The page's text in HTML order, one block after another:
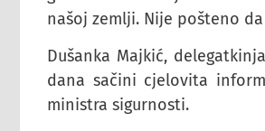
našoj zemlji. Nije pošteno
Dušanka Majkić,
dana sačini cjelovita
ministra sigurnosti.